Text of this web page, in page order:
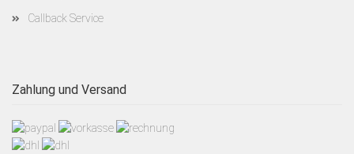
Callback Service
Zahlung und Versand